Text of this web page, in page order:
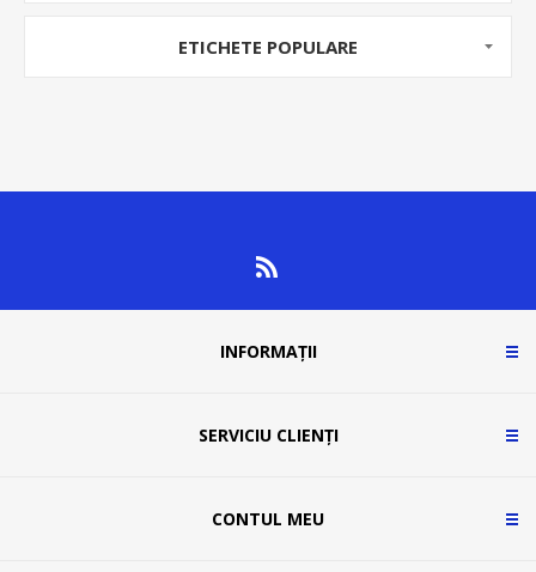
ETICHETE POPULARE
INFORMAȚII
SERVICIU CLIENȚI
CONTUL MEU